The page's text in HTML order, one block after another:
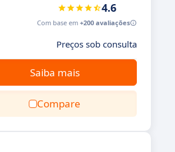
4.6
Com base em +200 avaliações
Preços sob consulta
Saiba mais
Compare